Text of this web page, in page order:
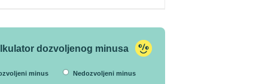
dozvoljenog minusa
minus Nedozvoljeni minus